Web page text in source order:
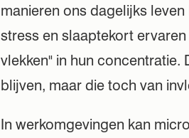
manieren ons dagelijks
stress en slaaptekort
vlekken" in hun
blijven, maar die toch van
In werkomgevingen kan